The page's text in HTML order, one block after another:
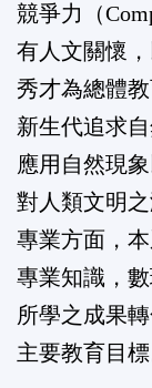
競爭力（
有人文關懷
秀才為總體
新生代追求
應用自然現
對人類文明
專業方面，
專業知識，
所學之成果
主要教育目標